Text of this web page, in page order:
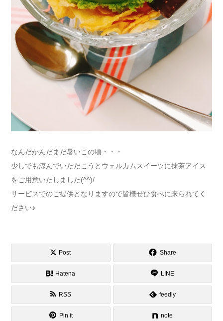
なんだかんだまだ暑いこの頃・・・
少しでも涼んでいただこうとウェルカムスイーツに抹茶アイス
をご用意いたしました(^^)/
サービスでのご提供となりますので皆様ぜひ食べに来られてく
ださい♪
Post Share
Hatena LINE
RSS feedly
Pin it note